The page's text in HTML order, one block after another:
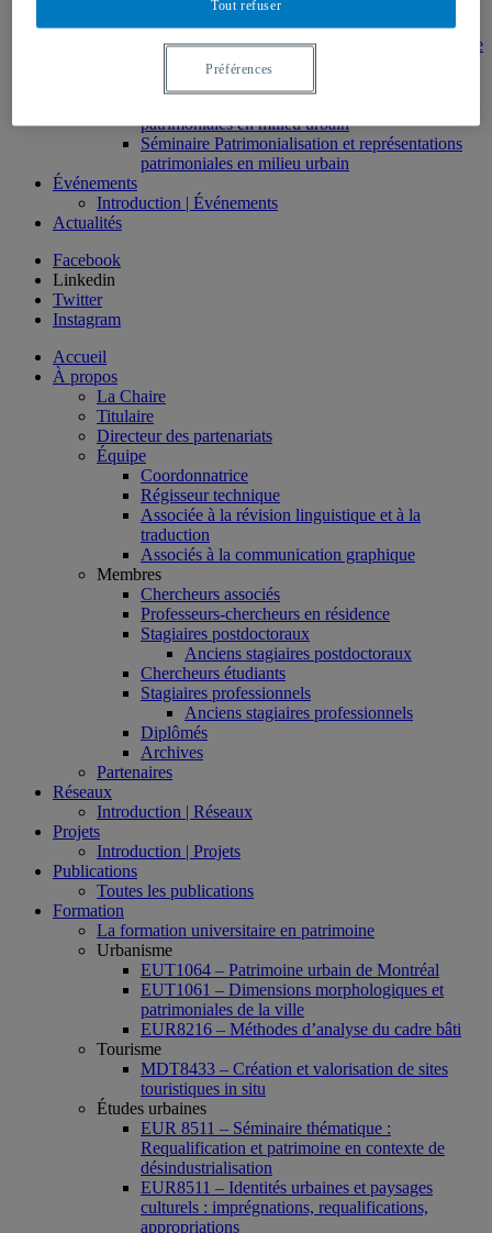
espaces urbains
EUR8511 – Patrimoine et développement local
EUT1065 – Gestion et valorisation du patrimoine
patrimoniales en milieu urbain
Séminaire Patrimonialisation et représentations
patrimoniales en milieu urbain
Événements
Introduction | Événements
Actualités
Facebook
Linkedin
Twitter
Instagram
Accueil
À propos
La Chaire
Titulaire
Directeur des partenariats
Équipe
Coordonnatrice
Régisseur technique
Associée à la révision linguistique et à la
traduction
Associés à la communication graphique
Membres
Chercheurs associés
Professeurs-chercheurs en résidence
Stagiaires postdoctoraux
Anciens stagiaires postdoctoraux
Chercheurs étudiants
Stagiaires professionnels
Anciens stagiaires professionnels
Diplômés
Archives
Partenaires
Réseaux
Introduction | Réseaux
Projets
Introduction | Projets
Publications
Toutes les publications
Formation
La formation universitaire en patrimoine
Urbanisme
EUT1064 – Patrimoine urbain de Montréal
EUT1061 – Dimensions morphologiques et
patrimoniales de la ville
EUR8216 – Méthodes d’analyse du cadre bâti
Tourisme
MDT8433 – Création et valorisation de sites
touristiques in situ
Études urbaines
EUR 8511 – Séminaire thématique :
Requalification et patrimoine en contexte de
désindustrialisation
EUR8511 – Identités urbaines et paysages
culturels : imprégnations, requalifications,
appropriations
Tout refuser
Préférences